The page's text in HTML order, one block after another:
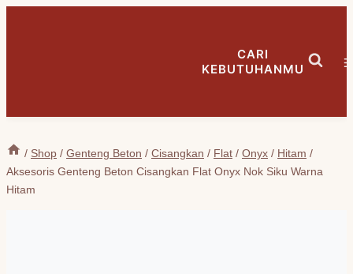
CARI
KEBUTUHANMU
/ Shop / Genteng Beton / Cisangkan / Flat / Onyx / Hitam /
Aksesoris Genteng Beton Cisangkan Flat Onyx Nok Siku Warna
Hitam